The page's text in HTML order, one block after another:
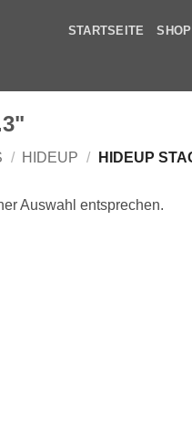
STARTSEITE SHOP
/ HIDEUP / HIDEUP
Auswahl entsprechen.